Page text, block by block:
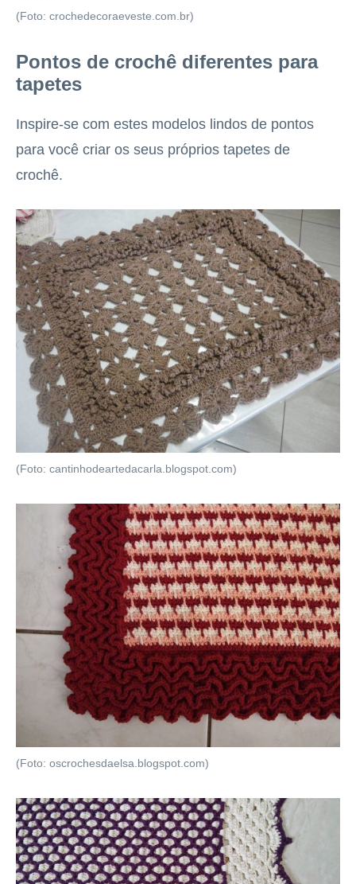
(Foto: crochedecoraeveste.com.br)
Pontos de crochê diferentes para
tapetes
Inspire-se com estes modelos lindos de pontos
para você criar os seus próprios tapetes de
crochê.
(Foto: cantinhodeartedacarla.blogspot.com)
(Foto: oscrochesdaelsa.blogspot.com)